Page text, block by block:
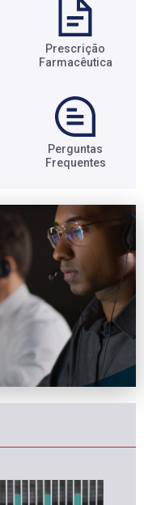
Prescrição
Farmacêutica​
Perguntas
Frequentes​